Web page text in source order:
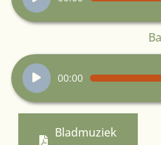
Audiospeler
00:00
Bladmuziek